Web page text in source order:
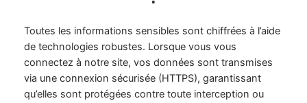
Toutes les informations sensibles sont chiffrées à l’aide
de technologies robustes. Lorsque vous vous
connectez à notre site, vos données sont transmises
via une connexion sécurisée (HTTPS), garantissant
qu’elles sont protégées contre toute interception ou